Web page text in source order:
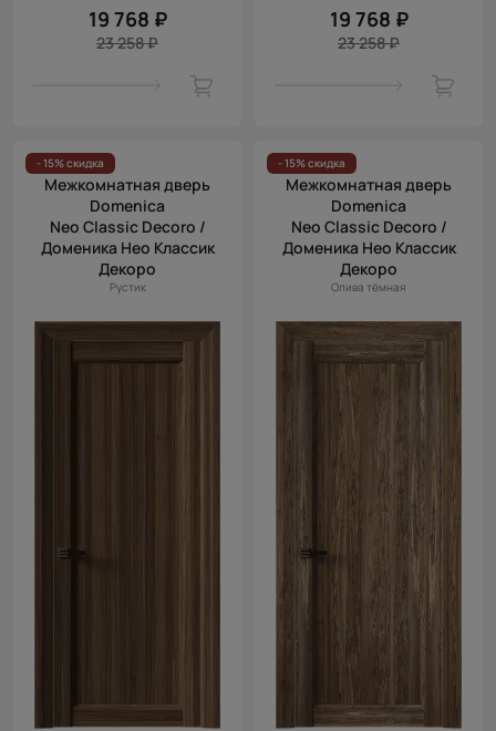
19 768 ₽
23 258 ₽
19 768 ₽
23 258 ₽
- 15% скидка
Межкомнатная дверь
Domenica
Neo Classic Decoro /
Доменика Нео Классик
Декоро
Рустик
- 15% скидка
Межкомнатная дверь
Domenica
Neo Classic Decoro /
Доменика Нео Классик
Декоро
Олива тёмная